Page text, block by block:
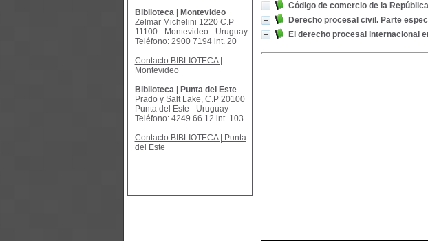
Código de comercio de la
Derecho procesal civil. Parte
El derecho procesal internacional
Biblioteca | Montevideo
Zelmar Michelini 1220 C.P
11100 - Montevideo - Uruguay
Teléfono: 2900 7194 int. 20
Contacto BIBLIOTECA |
Montevideo
Biblioteca | Punta del Este
Prado y Salt Lake, C.P 20100
Punta del Este - Uruguay
Teléfono: 4249 66 12 int. 103
Contacto BIBLIOTECA | Punta
del Este